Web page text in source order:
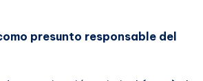
presunto responsable del